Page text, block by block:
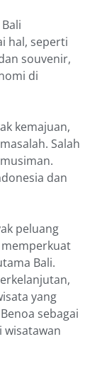
hal, seperti
souvenir,
di
kemajuan,
Salah
dan
peluang
Bali.
yang
sebagai
wisatawan